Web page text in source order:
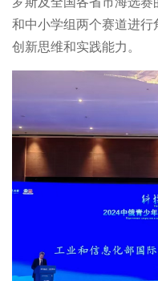
和中小学组两个赛道进
创新思维和实践能力。